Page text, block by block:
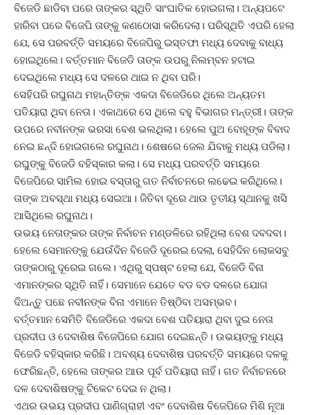
ବିଜେଡି ଛାଡିବା ପରେ ତାଙ୍କର ସ୍ଥିତି ସାଂଘାତିକ ହୋଇଗଲା। ଅନ୍ୟପଟେ
ହାରିବା ପରେ ବିଜେପି ତାଙ୍କୁ କଣଠୋସା କରିଦେଲା। ପରିସ୍ଥିତି ଏପରି ହେଲା
ଯେ, ସେ ପରବର୍ତ୍ତି ସମୟରେ ବିଜେପିରୁ ଇସ୍ତଫା ମଧ୍ୟ ଦେବାକୁ ବାଧ୍ୟ
ହୋଇଥିଲେ। ବର୍ତ୍ତମାନ ବିଜେଡି ତାଙ୍କ ଉପରୁ ନିଲମ୍ବନ ହଟାଇ
ଦେଇଥିଲେ ମଧ୍ୟ ସେ ଦଳରେ ଥାଇ ନ ଥିବା ପରି।
ସେହିପରି ରଘୁନାଥ ମହାନ୍ତିଙ୍କ ଏକଦା ବିଜେଡିରେ ଥିଲେ ଅନ୍ୟତମ
ପତିୟାରା ଥିବା ନେତା। ଏକାଥରେ ସେ ଥିଲେ ବହୁ ବିଭାଗର ମନ୍ତ୍ରୀ। ତାଙ୍କ
ଉପରେ ନବୀନଙ୍କ ଭରସା ବେଶ ଭଲଥିଲା। ହେଲେ ପୁଅ ବୋହୂଙ୍କ ବିବାଦ
ନେଇ ଛନ୍ଦି ହୋଇଗଲେ ରଘୁନାଥ। ଶେଷରେ ଜେଲ ଯିବାକୁ ମଧ୍ୟ ପଡିଲା।
ରଘୁଙ୍କୁ ବିଜେଡି ବହିସ୍କାର କଲା। ସେ ମଧ୍ୟ ପରବର୍ତ୍ତି ସମୟରେ
ବିଜେପିରେ ସାମିଲ ହୋଇ ବସ୍ତାରୁ ଗତ ନିର୍ବାଚନରେ ଲଢେଇ କରିଥିଲେ।
ତାଙ୍କ ଅବସ୍ଥା ମଧ୍ୟ ସେଇଆ। ଜିତିବା ଦୂରେ ଥାଉ ତୃତୀୟ ସ୍ଥାନକୁ ଖସି
ଆସିଥିଲେ ରଘୁନାଥ।
ଉଭୟ ନେତାଙ୍କର ତାଙ୍କ ନିର୍ବାଚନ ମଣ୍ଡଳିରେ ରହିଥିଲା ବେଶ ଦବଦବା।
ହେଲେ ସେମାନଙ୍କୁ ଯେଉଁଦିନ ବିଜେଡି ଦୂରେଇ ଦେଲା, ସେହିଦିନ ଲୋକସବୁ
ତାଙ୍କଠାରୁ ଦୂରେଇ ଗଲେ। ଏଥିରୁ ସ୍ପଷ୍ଟ ହେଲା ଯେ, ବିଜେଡି ବିନା
ଏମାନଙ୍କର ସ୍ଥିତି ନାହିଁ। ସେମାନେ ଯେତେ ବଡ ବଡ ଦଳରେ ଯୋଗ
ଦିଅନ୍ତୁ ପଛେ ନବୀନଙ୍କ ବିନା ଏମାନେ ତିଷ୍ଠିବା ଅସମ୍ଭବ।
ବର୍ତ୍ତମାନ ସେମିତି ବିଜେଡିରେ ଏକଦା ବେଶ ପତିୟାରା ଥିବା ଦୁଇ ନେତା
ପ୍ରଦୀପ ଓ ଦେବାଶିଷ ବିଜେପିରେ ଯୋଗ ଦେଇଛନ୍ତି। ଉଭୟଙ୍କୁ ମଧ୍ୟ
ବିଜେଡି ବହିସ୍କାର କରିଛି। ଅବଶ୍ୟ ଦେବାଶିଷ ପରବର୍ତ୍ତି ସମୟରେ ଦଳକୁ
ଫେରିଛନ୍ତି, ହେଲେ ତାଙ୍କର ଆଉ ପୂର୍ବ ପତିୟାରା ନାହିଁ। ଗତ ନିର୍ବାଚନରେ
ଦଳ ଦେବାଶିଷଙ୍କୁ ଟିକେଟ ଦେଇ ନ ଥିଲା।
ଏଥର ଉଭୟ ପ୍ରଦୀପ ପାଣିଗ୍ରାହୀ ଏବଂ ଦେବାଶିଷ ବିଜେପିରେ ମିଶି ନୂଆ